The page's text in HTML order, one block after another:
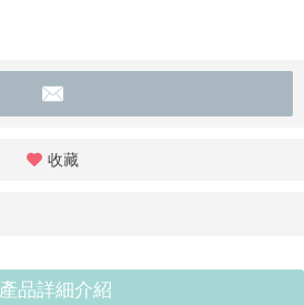
收藏
產品詳細介紹